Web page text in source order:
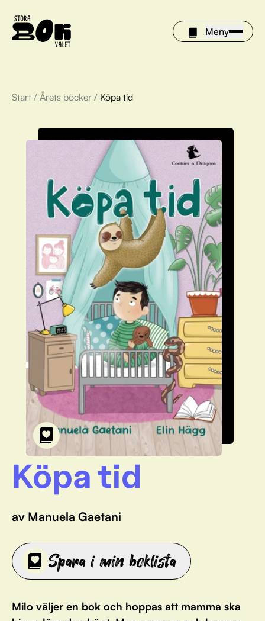
Meny
Årets böcker
Om Stora bokvalet
Olivia tipsar
Vinnare
FAQ
För bibliotek
Start / Årets böcker / Köpa tid
Köpa tid
av Manuela Gaetani
Spara i min boklista
Milo väljer en bok och hoppas att mamma ska